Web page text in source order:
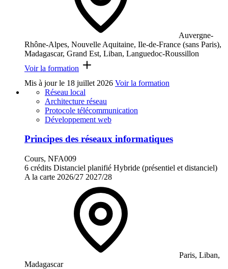
Auvergne-
Rhône-Alpes, Nouvelle Aquitaine, Ile-de-France (sans Paris),
Madagascar, Grand Est, Liban, Languedoc-Roussillon
Voir la formation
Mis à jour le 18 juillet 2026 Voir la formation
Réseau local
Architecture réseau
Protocole télécommunication
Développement web
Principes des réseaux informatiques
Cours, NFA009
6 crédits Distanciel planifié Hybride (présentiel et distanciel)
A la carte 2026/27 2027/28
Paris, Liban,
Madagascar